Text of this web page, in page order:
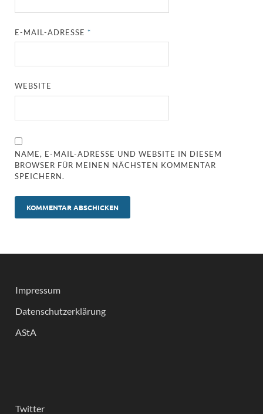
E-MAIL-ADRESSE*
WEBSITE
NAME, E-MAIL-ADRESSE UND WEBSITE IN DIESEM
BROWSER FÜR MEINEN NÄCHSTEN KOMMENTAR
SPEICHERN.
Impressum
Datenschutzerklärung
AStA
Twitter